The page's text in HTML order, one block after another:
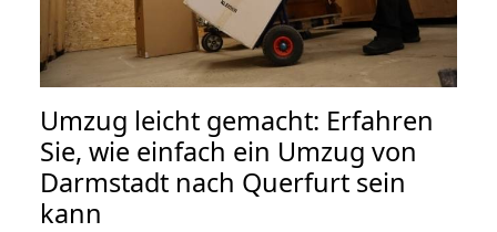
Umzug leicht gemacht: Erfahren
Sie, wie einfach ein Umzug von
Darmstadt nach Querfurt sein
kann